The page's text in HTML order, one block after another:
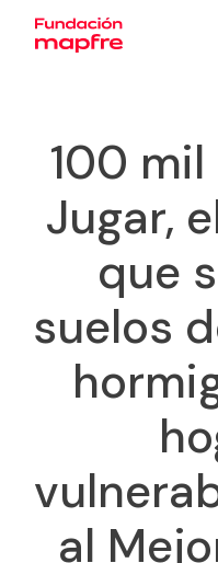
100 mil
Jugar,
que
suelos
al